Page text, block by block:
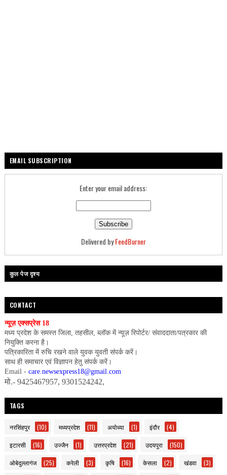
EMAIL SUBSCRIPTION
Enter your email address:
Delivered byFeedBurner
कुल पेज दृश्य
CONTACT
न्यूज़ एक्सप्रेस 18
मध्य प्रदेश के समस्त जिला, तहसील, ब्लॉक में न्यूज़ रिपोर्टर/ संवाददाता/पत्रकार की
नियुक्ति करना है।
पत्रिकारिता में रुचि रखने वाले युवक युवती संपर्क करें।
साथ ही समाचार एवं विज्ञापन हेतु संपर्क करें।
Email - care.newsexpress18@gmail.com
मो.- 9425467957, 9301524242,
TAGS
नरसिंहपुर (10) मध्यप्रदेश (11) अयोध्या (1) इंदौर (4)
इटारसी (16) उज्जैन (1) उत्तरप्रदेश (21) उदयपुरा (150)
ओबेदुल्लागंज (25) करेली (3) कृषि (16) केसला (2) खंडवा (3)